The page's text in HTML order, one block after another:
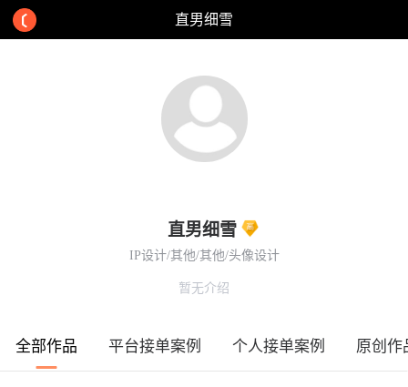
直男细雪
直男细雪
IP设计/其他/其他/头像设计
暂无介绍
全部作品 平台接单案例 个人接单案例 原创作